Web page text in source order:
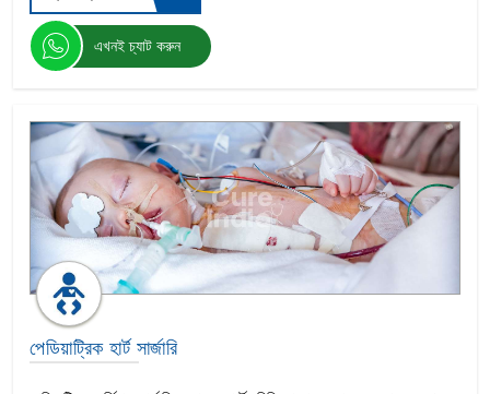
এখনই চ্যাট করুন
পেডিয়াট্রিক হার্ট সার্জারি